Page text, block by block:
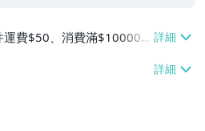
運費$50、消費滿$100000